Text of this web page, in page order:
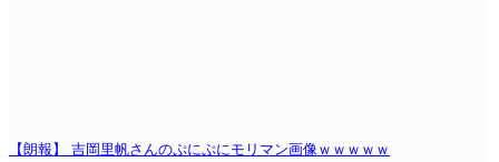
【朗報】 吉岡里帆さんのぷにぷにモリマン画像ｗｗｗｗｗ